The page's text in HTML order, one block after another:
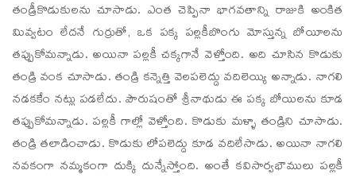
తండ్రీకొడుకులను చూసాడు. ఎంత చెప్పినా భాగవతాన్ని రాజుకి అంకిత
మివ్వటం లేదనే గుర్రుతో, ఒక పక్క పల్లకీబొంగు మోస్తున్న బోయీలను
తప్పుకోమన్నాడు. అయినా పల్లకీ చక్కగానే వెళ్తోంది. అది చూసిన కొడుకు
తండ్రి వంక చూసాడు. తండ్రి కన్నెత్తి వెలపలెద్దు వదిలెయ్యి అన్నాడు. నాగలి
నడకకేం నట్లు పడలేదు. పౌరుషంతో శ్రీనాథుడు ఈ పక్క బోయిలను కూడ
తప్పుకోమన్నాడు. పల్లకీ గాల్లో వెళ్తోంది. కొడుకు మళ్ళా తండ్రిని చూసాడు.
తండ్రి తలాడించాడు. కొడుకు లోపలెద్దు కూడ వదిలేసాడు. అయినా నాగలి
నవకంగా నమ్మకంగా దుక్కి దున్నేస్తోంది. అంతే కవిసార్వభౌములు పల్లకీ